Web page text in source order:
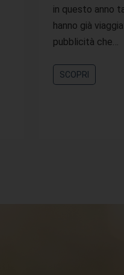
in questo anno
hanno già
pubblicità che…
SCOPRI